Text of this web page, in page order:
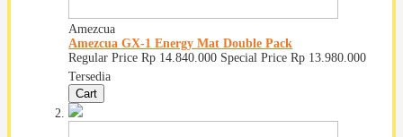
Amezcua
Amezcua GX-1 Energy Mat Double Pack
Regular Price Rp 14.840.000 Special Price Rp 13.980.000
Tersedia
Cart